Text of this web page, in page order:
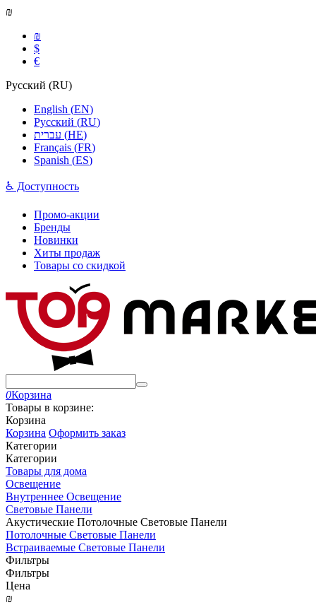
₪
₪
$
€
Русский (RU)
English (EN)
Русский (RU)
(HE)
Français (FR)
Spanish (ES)
♿ Доступность
Промо-акции
Бренды
Новинки
Хиты продаж
Товары со скидкой
0Корзина
Товары в корзине:
Корзина
Корзина Оформить заказ
Категории
Категории
Товары для дома
Освещение
Внутреннее Освещение
Световые Панели
Акустические Потолочные Световые Панели
Потолочные Световые Панели
Встраиваемые Световые Панели
Фильтры
Фильтры
Цена
₪